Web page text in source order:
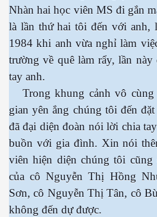
Nhàn hai học viên MS đi gắn
là lần thứ hai tôi đến với anh,
1984 khi anh vừa nghỉ làm
trường về quê làm rẩy, lần
tay anh.
Trong khung cảnh vô cùng
gian yên ắng chúng tôi đến
đã đại diện đoàn nói lời chia
buồn với gia đình. Xin nói
viên hiện diện chúng tôi
của cô Nguyễn Thị Hồng
Sơn, cô Nguyễn Thị Tân, cô
không đến dự được.